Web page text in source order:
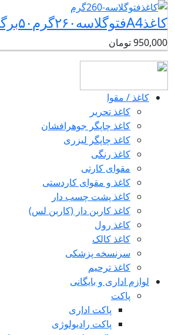
کاغذA4فتوگلاسه۲۶۰گرم۵۰برگی
950,000تومان
کاغذ / مقوا
کاغذ تحریر
کاغذ چاپگر جوهرافشان
کاغذ چاپگر لیزری
کاغذ رنگی
مقوای کارتی
کاغذ و مقوای کاردستی
کاغذ پشت چسب‌ دار
کاغذ کاربن‌ دار (کاربن‌ لس)
کاغذ رول
کاغذ کالک
سرنسخه پزشکی
کاغذ ترحیم
لوازم اداری و بایگانی
پاکت
پاکت اداری
پاکت رادیولوژی